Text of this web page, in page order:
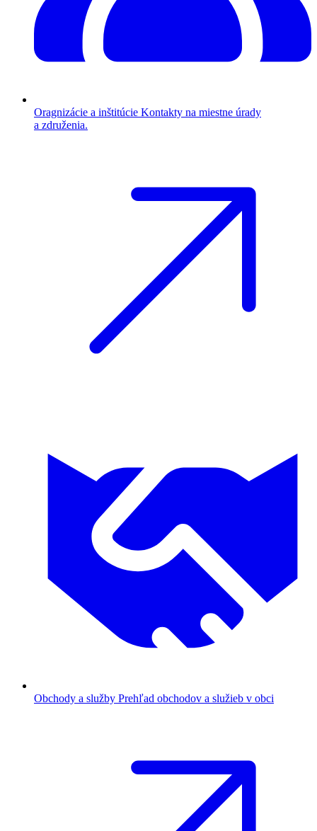
Oragnizácie a inštitúcie Kontakty na miestne úrady
a združenia.
Obchody a služby Prehľad obchodov a služieb v obci